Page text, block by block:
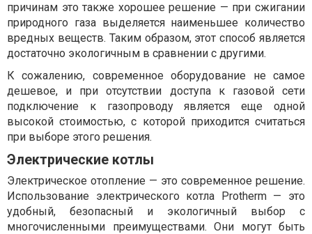
причинам это также хорошее решение — при сжигании
природного газа выделяется наименьшее количество
вредных веществ. Таким образом, этот способ является
достаточно экологичным в сравнении с другими.
К сожалению, современное оборудование не самое
дешевое, и при отсутствии доступа к газовой сети
подключение к газопроводу является еще одной
высокой стоимостью, с которой приходится считаться
при выборе этого решения.
Электрические котлы
Электрическое отопление — это современное решение.
Использование электрического котла Protherm — это
удобный, безопасный и экологичный выбор с
многочисленными преимуществами. Они могут быть